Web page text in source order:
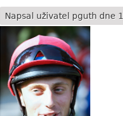
Napsal uživatel pguth dne